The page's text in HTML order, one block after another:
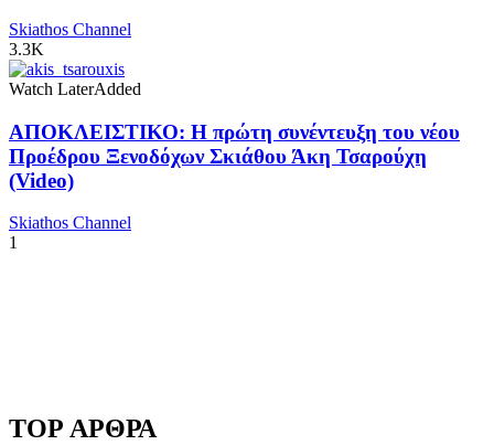
Skiathos Channel
3.3K
Watch LaterAdded
ΑΠΟΚΛΕΙΣΤΙΚΟ: Η πρώτη συνέντευξη του νέου
Προέδρου Ξενοδόχων Σκιάθου Άκη Τσαρούχη
(Video)
Skiathos Channel
1
TOP ΑΡΘΡΑ